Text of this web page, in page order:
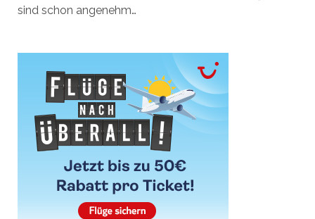
sind schon angenehm…